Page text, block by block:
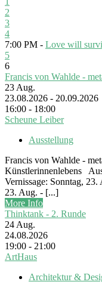
2
3
4
7:00 PM - Love will
5
6
Francis von Wahlde -
23 Aug.
23.08.2026 -
16:00 - 18:00
Scheune Leiber
Ausstellung
Francis von Wahlde -
Künstlerinnenlebens
Vernissage: Sonntag,
23. Aug. - [...]
More Info
Thinktank - 2. Runde
24 Aug.
24.08.2026
19:00 - 21:00
ArtHaus
Architektur &